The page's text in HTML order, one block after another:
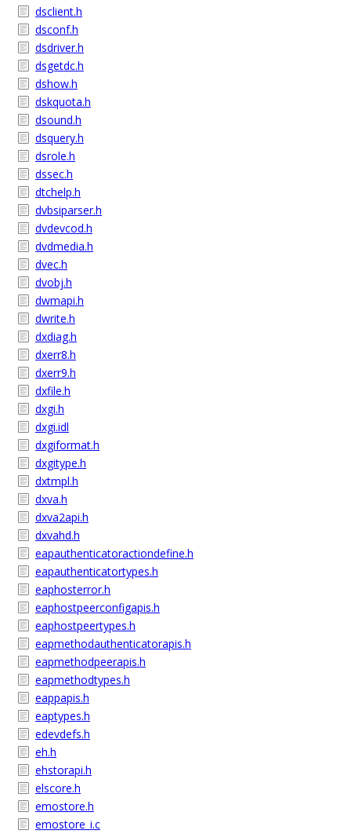
dsclient.h
dsconf.h
dsdriver.h
dsgetdc.h
dshow.h
dskquota.h
dsound.h
dsquery.h
dsrole.h
dssec.h
dtchelp.h
dvbsiparser.h
dvdevcod.h
dvdmedia.h
dvec.h
dvobj.h
dwmapi.h
dwrite.h
dxdiag.h
dxerr8.h
dxerr9.h
dxfile.h
dxgi.h
dxgi.idl
dxgiformat.h
dxgitype.h
dxtmpl.h
dxva.h
dxva2api.h
dxvahd.h
eapauthenticatoractiondefine.h
eapauthenticatortypes.h
eaphosterror.h
eaphostpeerconfigapis.h
eaphostpeertypes.h
eapmethodauthenticatorapis.h
eapmethodpeerapis.h
eapmethodtypes.h
eappapis.h
eaptypes.h
edevdefs.h
eh.h
ehstorapi.h
elscore.h
emostore.h
emostore_i.c